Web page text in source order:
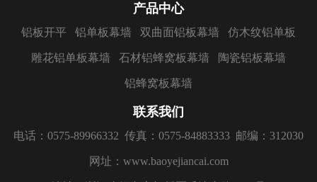
产品中心
铝板开平 铝单板幕墙 双曲面铝板幕墙 仿木纹铝单板
雕花铝单板幕墙 石材铝蜂窝板幕墙 陶瓷铝板幕墙
铝蜂窝板幕墙
联系我们
电话：0575-89966332 传真：0575-84883333 邮编：312030
网址：www.baoyejiancai.com